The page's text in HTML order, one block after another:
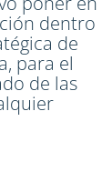
dentro
de
para el
de las